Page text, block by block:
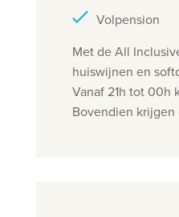
Volpension
Met de All
huiswijnen en
Vanaf 21h tot 00h
Bovendien